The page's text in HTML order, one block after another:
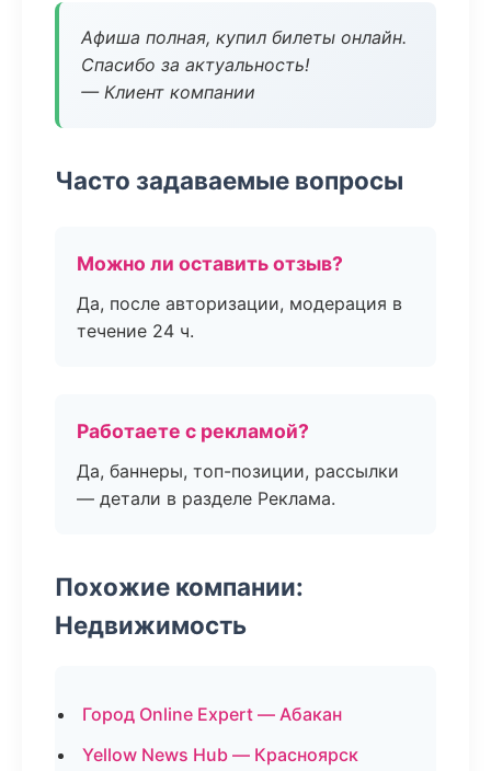
Афиша полная, купил билеты онлайн.
Спасибо за актуальность!
— Клиент компании
Часто задаваемые вопросы
Можно ли оставить отзыв?
Да, после авторизации, модерация в
течение 24 ч.
Работаете с рекламой?
Да, баннеры, топ-позиции, рассылки
— детали в разделе Реклама.
Похожие компании:
Недвижимость
Город Online Expert — Абакан
Yellow News Hub — Красноярск